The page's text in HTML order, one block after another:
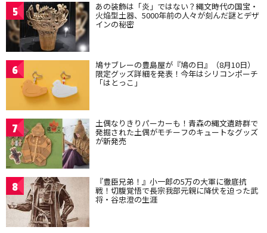
5 あの装飾は「炎」ではない？縄文時代の国宝・
火焔型土器、5000年前の人々が刻んだ謎とデザ
インの秘密
6 鳩サブレーの豊島屋が『鳩の日』（8月10日）
限定グッズ詳細を発表！今年はシリコンポーチ
「はとっこ」
7 土偶なりきりパーカーも！青森の縄文遺跡群で
発掘された土偶がモチーフのキュートなグッズ
が新発売
8 『豊臣兄弟！』小一郎の5万の大軍に徹底抗
戦！切腹覚悟で長宗我部元親に降伏を迫った武
将・谷忠澄の生涯